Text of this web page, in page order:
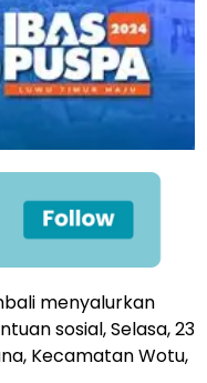
menyalurkan
sosial, Selasa, 23
Kecamatan Wotu,